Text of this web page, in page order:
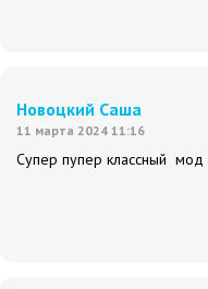
Новоцкий Саша
11 марта 2024 11:16
Супер пупер классный мод